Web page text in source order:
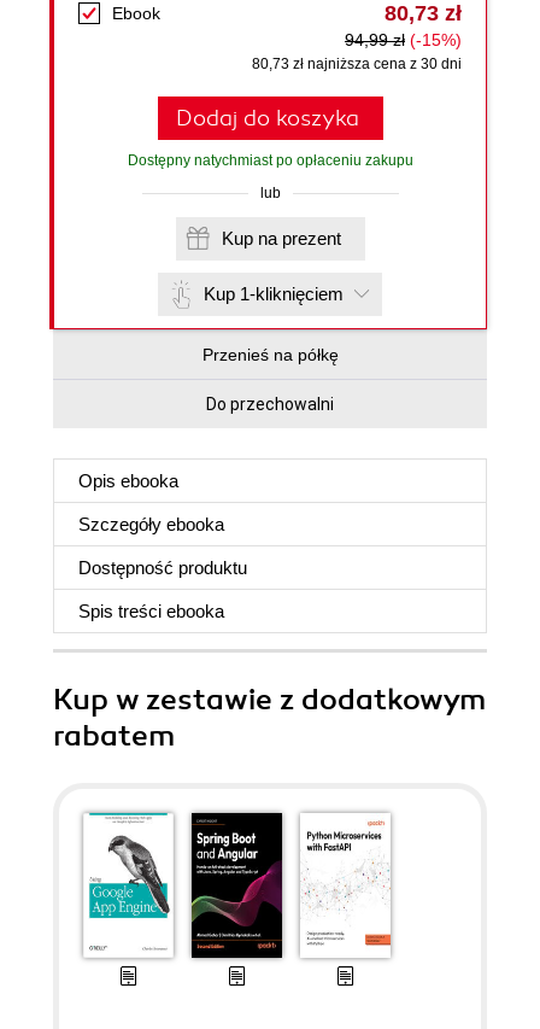
Ebook 80,73 zł
94,99 zł (-15%)
80,73 zł najniższa cena z 30 dni
Dodaj do koszyka
Dostępny natychmiast po opłaceniu zakupu
lub
Kup na prezent
Kup 1-kliknięciem
Przenieś na półkę
Do przechowalni
Opis ebooka
Szczegóły ebooka
Dostępność produktu
Spis treści ebooka
Kup w zestawie z dodatkowym
rabatem